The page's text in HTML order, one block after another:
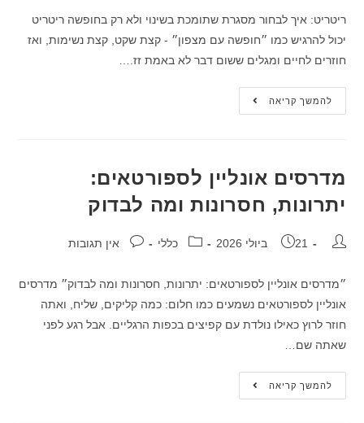
ריטריט: איך לבחור מסגרת שתומכת בשינוי ולא רק בחופשה ריטריט
יכול להרגיש כמו ״חופשה עם מצפון״ - קצת שקט, קצת נשימות, ואז
חוזרים לחיים ומגלים ששום דבר לא באמת זז.…
להמשך קריאה
מדרסים אונליין לספורטאים:
יתרונות, חסרונות ומה לבדוק
21 ביולי 2026 כללי אין תגובות
״מדרסים אונליין לספורטאים: יתרונות, חסרונות ומה לבדוק״ מדרסים
אונליין לספורטאים נשמעים כמו חלום: כמה קליקים, שליח, ואתה
חוזר לרוץ כאילו נולדת עם קפיצים בכפות הרגליים. אבל רגע לפני
שאתה שם…
להמשך קריאה